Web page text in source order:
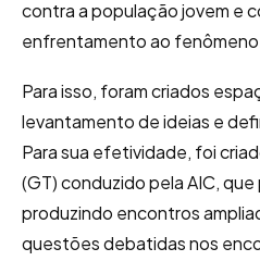
contra a população jovem e
enfrentamento ao
Para isso, foram criados
levantamento de ideias e
Para sua efetividade, foi
(GT) conduzido pela AIC,
produzindo encontros
questões debatidas nos